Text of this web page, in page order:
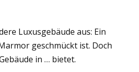
Luxusgebäude aus: Ein
geschmückt ist. Doch
in … bietet.